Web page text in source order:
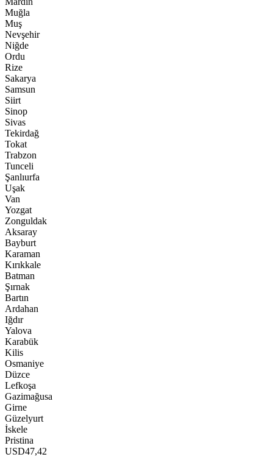
Muğla
Muş
Nevşehir
Niğde
Ordu
Rize
Sakarya
Samsun
Siirt
Sinop
Sivas
Tekirdağ
Tokat
Trabzon
Tunceli
Şanlıurfa
Uşak
Van
Yozgat
Zonguldak
Aksaray
Bayburt
Karaman
Kırıkkale
Batman
Şırnak
Bartın
Ardahan
Iğdır
Yalova
Karabük
Kilis
Osmaniye
Düzce
Lefkoşa
Gazimağusa
Girne
Güzelyurt
İskele
Pristina
USD47,42